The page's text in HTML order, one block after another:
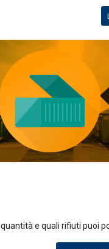
e quali rifiuti puoi